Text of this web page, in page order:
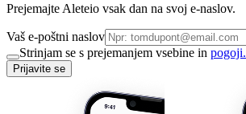
Prejemajte Aleteio vsak dan na svoj e-naslov.
Vaš e-poštni naslov
Strinjam se s prejemanjem vsebine in pogoji.
Prijavite se